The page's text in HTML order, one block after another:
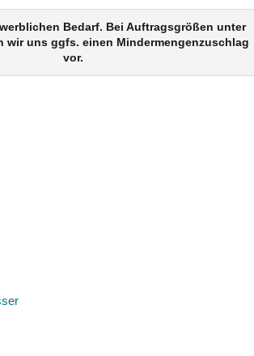
Bedarf. Bei Auftragsgrößen unter
wir uns ggfs. einen Mindermengenzuschlag
vor.